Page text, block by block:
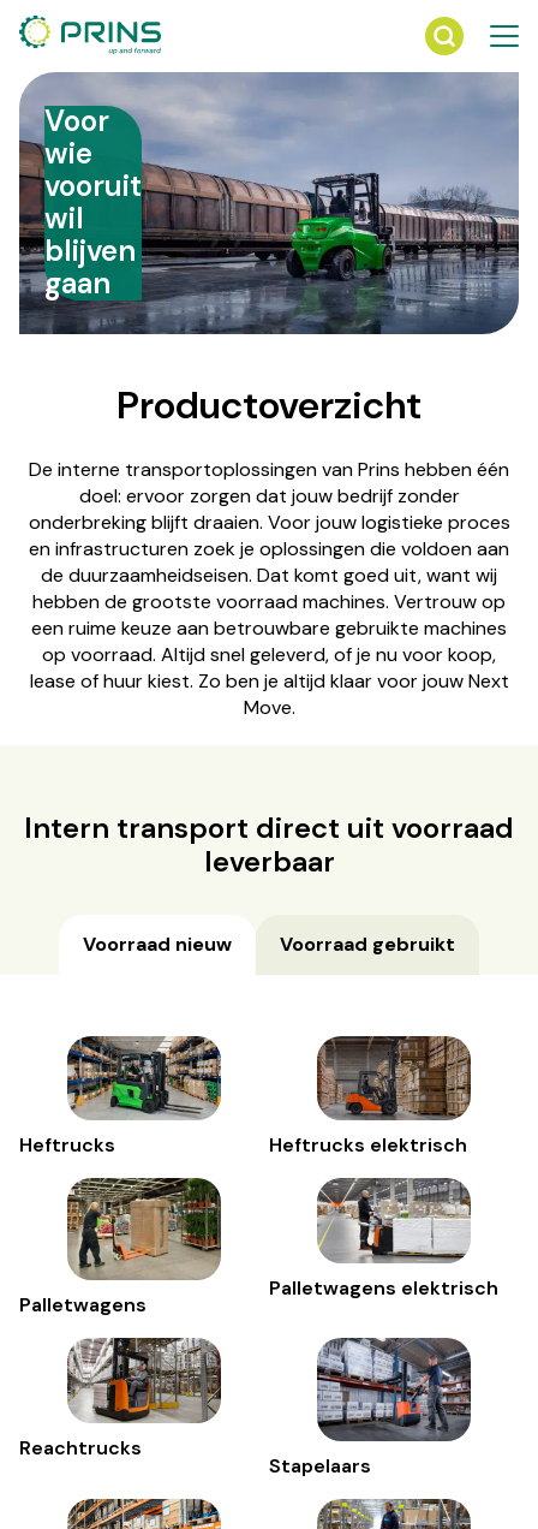
direct
de
inhoudVoor
wie
vooruit
wil
blijven
gaan
Productoverzicht
De interne transportoplossingen van Prins hebben één
doel: ervoor zorgen dat jouw bedrijf zonder
onderbreking blijft draaien. Voor jouw logistieke proces
en infrastructuren zoek je oplossingen die voldoen aan
de duurzaamheidseisen. Dat komt goed uit, want wij
hebben de grootste voorraad machines. Vertrouw op
een ruime keuze aan betrouwbare gebruikte machines
op voorraad. Altijd snel geleverd, of je nu voor koop,
lease of huur kiest. Zo ben je altijd klaar voor jouw Next
Move.
Intern transport direct uit voorraad
leverbaar
Voorraad nieuw Voorraad gebruikt
Heftrucks Heftrucks elektrisch
Palletwagens
Palletwagens elektrisch
Reachtrucks
Stapelaars